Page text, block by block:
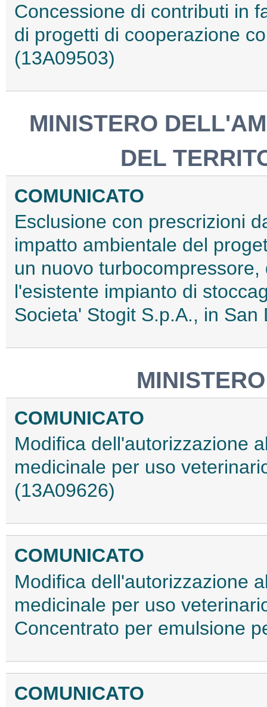
Concessione di contributi in
di progetti di cooperazione
(13A09503)
MINISTERO
DEL
COMUNICATO
Esclusione con prescrizioni
impatto ambientale del
un nuovo
l'esistente impianto di
Societa' Stogit S.p.A., in
COMUNICATO
Modifica dell'autorizzazione
medicinale per uso
(13A09626)
COMUNICATO
Modifica dell'autorizzazione
medicinale per uso
Concentrato per emulsione
COMUNICATO